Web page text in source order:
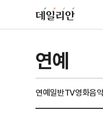
연예
연예일반TV영화음